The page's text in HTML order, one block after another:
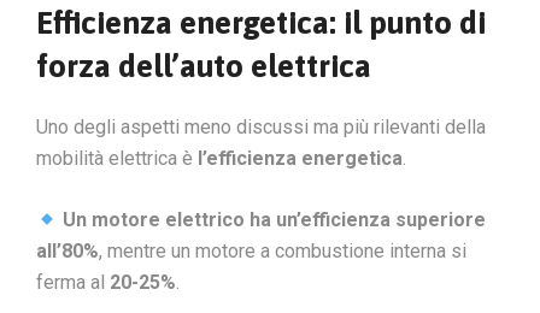
Efficienza energetica: il punto di
forza dell’auto elettrica
Uno degli aspetti meno discussi ma più rilevanti della
mobilità elettrica è l’efficienza energetica.
Un motore elettrico ha un’efficienza superiore
all’80%, mentre un motore a combustione interna si
ferma al 20-25%.